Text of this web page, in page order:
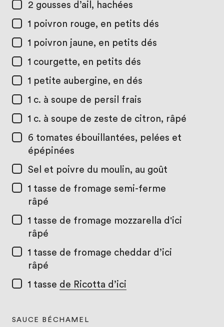
2 gousses d’ail, hachées
1 poivron rouge, en petits dés
1 poivron jaune, en petits dés
1 courgette, en petits dés
1 petite aubergine, en dés
1 c. à soupe de persil frais
1 c. à soupe de zeste de citron, râpé
6 tomates ébouillantées, pelées et
épépinées
Sel et poivre du moulin, au goût
1 tasse de fromage semi-ferme
râpé
1 tasse de fromage mozzarella d'ici
râpé
1 tasse de fromage cheddar d’ici
râpé
1 tasse de Ricotta d’ici
SAUCE BÉCHAMEL